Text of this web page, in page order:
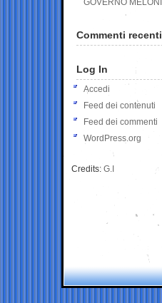
GOVERNO MELONI
Commenti recenti
Log In
Accedi
Feed dei contenuti
Feed dei commenti
WordPress.org
Credits: G.I